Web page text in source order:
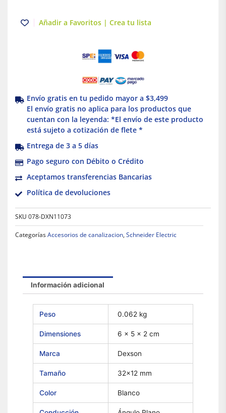
Añadir a Favoritos | Crea tu lista
Envío gratis en tu pedido mayor a $3,499
El envío gratis no aplica para los productos que
cuentan con la leyenda: *El envío de este producto
está sujeto a cotización de flete *
Entrega de 3 a 5 días
Pago seguro con Débito o Crédito
Aceptamos transferencias Bancarias
Política de devoluciones
SKU 078-DXN11073
CategoríasAccesorios de canalizacion, Schneider Electric
Información adicional
Peso 0.062 kg
Dimensiones 6 × 5 × 2 cm
Marca Dexson
Tamaño 32×12 mm
Color Blanco